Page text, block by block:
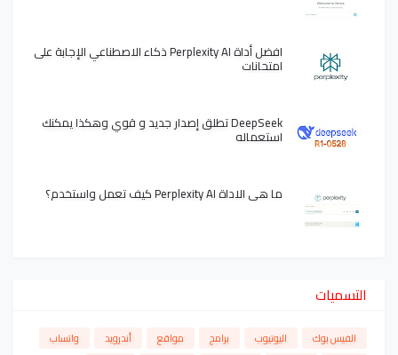
افضل أداة Perplexity AI ذكاء الاصطناعي الإجابة على
امتحانات
DeepSeek تطلق إصدار جديد و قوي وهكذا يمكنك
استعماله
ما هي الاداة Perplexity AI كيف تعمل واستخدم؟
التسميات
الفيس بوك اليوتيوب برامج مواقع أندرويد واتساب